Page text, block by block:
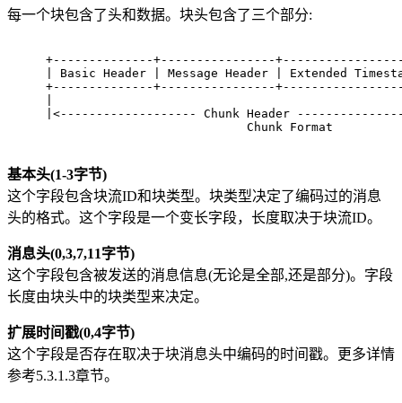
每一个块包含了头和数据。块头包含了三个部分:
+--------------+----------------
| Basic Header | Message Header | Extended
+--------------+----------------
|<------------------- Chunk Header
                            Chunk Format
基本头(1-3字节)
这个字段包含块流ID和块类型。块类型决定了编码过的消息
头的格式。这个字段是一个变长字段，长度取决于块流ID。
消息头(0,3,7,11字节)
这个字段包含被发送的消息信息(无论是全部,还是部分)。字段
长度由块头中的块类型来决定。
扩展时间戳(0,4字节)
这个字段是否存在取决于块消息头中编码的时间戳。更多详情
参考5.3.1.3章节。